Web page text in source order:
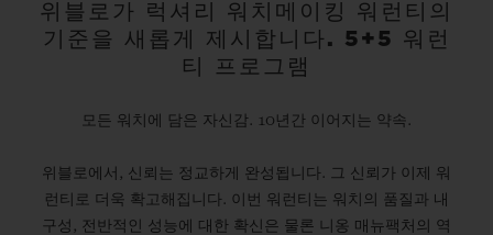
위블로가 럭셔리 워치메이킹 워런티의
기준을 새롭게 제시합니다. 5+5 워런
티 프로그램
모든 워치에 담은 자신감. 10년간 이어지는 약속.
위블로에서, 신뢰는 정교하게 완성됩니다. 그 신뢰가 이제 워
런티로 더욱 확고해집니다. 이번 워런티는 워치의 품질과 내
구성, 전반적인 성능에 대한 확신은 물론 니옹 매뉴팩처의 역